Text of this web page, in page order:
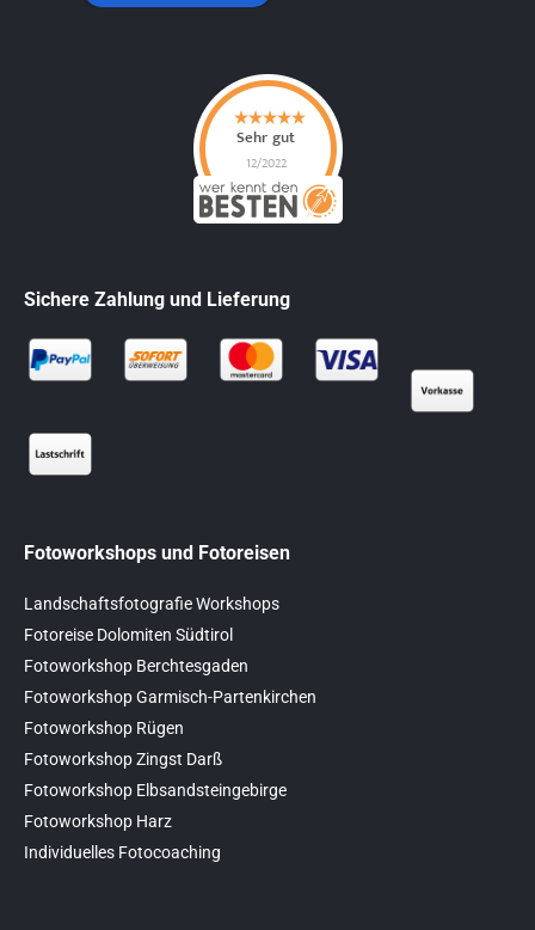
Sichere Zahlung und Lieferung
Fotoworkshops und Fotoreisen
Landschaftsfotografie Workshops
Fotoreise Dolomiten Südtirol
Fotoworkshop Berchtesgaden
Fotoworkshop Garmisch-Partenkirchen
Fotoworkshop Rügen
Fotoworkshop Zingst Darß
Fotoworkshop Elbsandsteingebirge
Fotoworkshop Harz
Individuelles Fotocoaching